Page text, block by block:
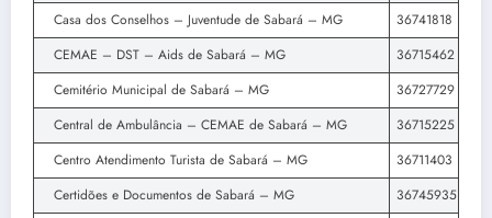
Casa dos Conselhos – Juventude de Sabará – MG
36741818
CEMAE – DST – Aids de Sabará – MG
36715462
Cemitério Municipal de Sabará – MG
36727729
Central de Ambulância – CEMAE de Sabará – MG
36715225
Centro Atendimento Turista de Sabará – MG
36711403
Certidões e Documentos de Sabará – MG
36745935